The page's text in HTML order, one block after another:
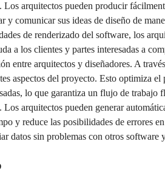
arquitectos pueden producir
comunicar sus ideas de diseño de
de renderizado del software, los
a los clientes y partes interesadas a
arquitectos y diseñadores. A
aspectos del proyecto. Esto optimiza
lo que garantiza un flujo de
arquitectos pueden generar
y reduce las posibilidades de errores
datos sin problemas con otros